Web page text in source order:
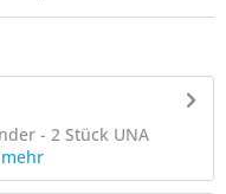
- 2 Stück UNA
mehr